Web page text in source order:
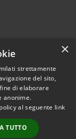
Copyright © 2024 •
di Mazara del
Vallo• Powered
• Redazione
×
strettamente
del sito,
di elaborare
anonime.
al seguente link
TUTTO